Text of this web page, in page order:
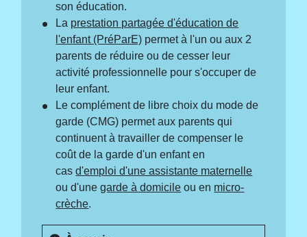
son éducation.
La prestation partagée d'éducation de
l'enfant (PréParE) permet à l'un ou aux 2
parents de réduire ou de cesser leur
activité professionnelle pour s'occuper de
leur enfant.
Le complément de libre choix du mode de
garde (CMG) permet aux parents qui
continuent à travailler de compenser le
coût de la garde d'un enfant en
casd'emploi d'une assistante maternelle
ou d'unegarde à domicile ou en micro-
crèche.